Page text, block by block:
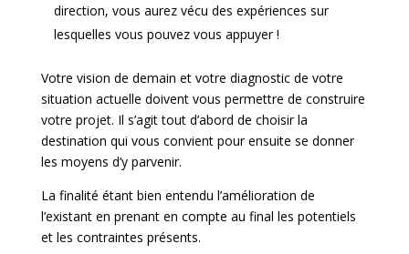
direction, vous aurez vécu des expériences sur
lesquelles vous pouvez vous appuyer !
Votre vision de demain et votre diagnostic de votre
situation actuelle doivent vous permettre de construire
votre projet. Il s’agit tout d’abord de choisir la
destination qui vous convient pour ensuite se donner
les moyens d’y parvenir.
La finalité étant bien entendu l’amélioration de
l’existant en prenant en compte au final les potentiels
et les contraintes présents.